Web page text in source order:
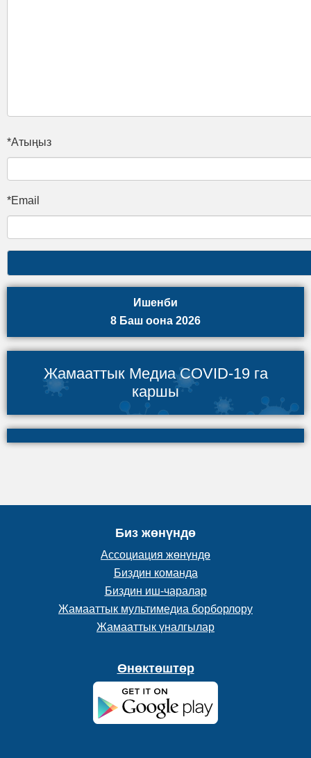
*Атыңыз
*Email
Ишенби
8 Баш оона 2026
Жамааттык Медиа COVID-19 га
каршы
Биз жөнүндө
Ассоциация жөнүндө
Биздин команда
Биздин иш-чаралар
Жамааттык мультимедиа борборлору
Жамааттык үналгылар
Өнөктөштөр